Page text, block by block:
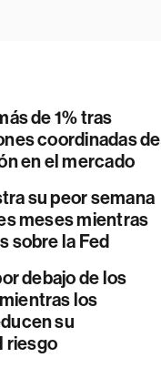
de 1% tras
coordinadas de
en el mercado
su peor semana
meses mientras
sobre la Fed
debajo de los
los
su
riesgo